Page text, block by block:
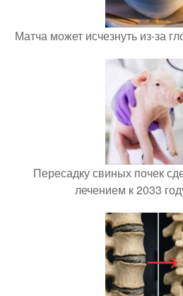
Матча может исчезнуть из-за
Пересадку свиных почек
лечением к 2033